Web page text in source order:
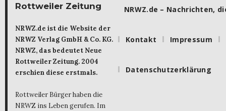
Rottweiler Zeitung
NRWZ.de ist die Website der
NRWZ Verlag GmbH & Co. KG.
NRWZ, das bedeutet Neue
Rottweiler Zeitung. 2004
erschien diese erstmals.
Rottweiler Bürger haben die
NRWZ ins Leben gerufen. Im
NRWZ.de – Nachrichten,
Kontakt Impressum
Datenschutzerklärung